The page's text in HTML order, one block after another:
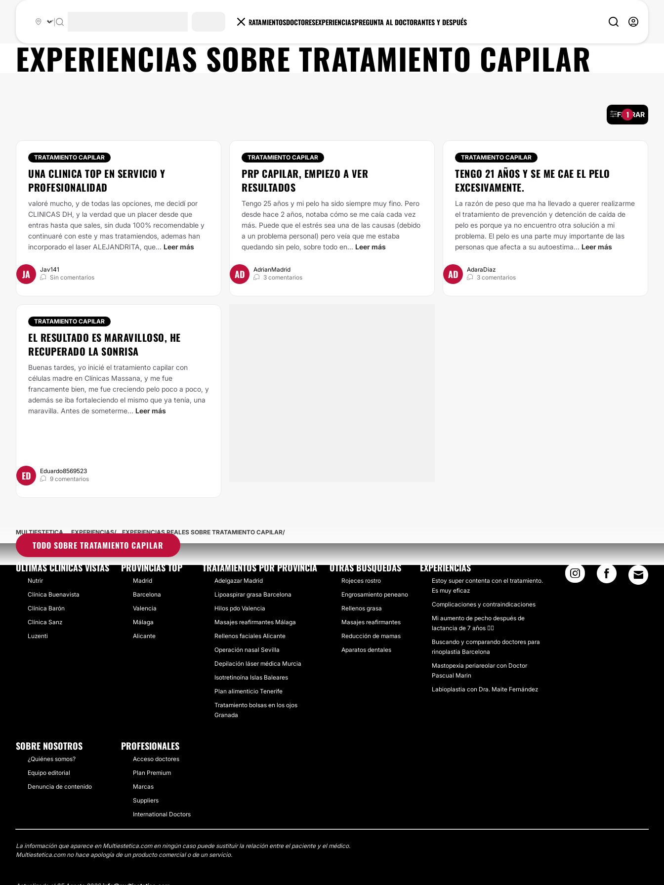
TRATAMIENTOSDOCTORESEXPERIENCIASPREGUNTA AL DOCTORANTES Y DESPUÉS
EXPERIENCIAS SOBRETRATAMIENTO CAPILAR
FILTRAR
1
TRATAMIENTO CAPILAR
UNA CLINICA TOP EN SERVICIO Y
PROFESIONALIDAD
valoré mucho, y de todas las opciones, me decidí por
CLINICAS DH, y la verdad que un placer desde que
entras hasta que sales, sin duda 100% recomendable y
continuaré con este y mas tratamiendos, ademas han
incorporado el laser ALEJANDRITA, que... Leer más
JA
Jav141
Sin comentarios
TRATAMIENTO CAPILAR
PRP CAPILAR, EMPIEZO A VER
RESULTADOS
Tengo 25 años y mi pelo ha sido siempre muy fino. Pero
desde hace 2 años, notaba cómo se me caía cada vez
más. Puede que el estrés sea una de las causas (debido
a un problema personal) pero veía que me estaba
quedando sin pelo, sobre todo en... Leer más
AD
AdrianMadrid
3 comentarios
TRATAMIENTO CAPILAR
TENGO 21 AÑOS Y SE ME CAE EL PELO
EXCESIVAMENTE.
La razón de peso que ma ha llevado a querer realizarme
el tratamiento de prevención y detención de caída de
pelo es porque ya no encuentro otra solución a mi
problema. El pelo es una parte muy importante de las
personas que afecta a su autoestima... Leer más
AD
AdaraDiaz
3 comentarios
TRATAMIENTO CAPILAR
EL RESULTADO ES MARAVILLOSO, HE
RECUPERADO LA SONRISA
Buenas tardes, yo inicié el tratamiento capilar con
células madre en Clínicas Massana, y me fue
francamente bien, me fue creciendo pelo poco a poco, y
además se iba fortaleciendo el mismo que ya tenía, una
maravilla. Antes de someterme... Leer más
ED
Eduardo8569523
9 comentarios
TODO SOBRE TRATAMIENTO CAPILAR
MULTIESTETICA EXPERIENCIAS EXPERIENCIAS REALES SOBRE TRATAMIENTO CAPILAR
ÚLTIMAS CLÍNICAS VISTAS
Nutrir
Clínica Buenavista
Clínica Barón
Clínica Sanz
Luzenti
PROVINCIAS TOP
Madrid
Barcelona
Valencia
Málaga
Alicante
TRATAMIENTOS POR PROVINCIA
Adelgazar Madrid
Lipoaspirar grasa Barcelona
Hilos pdo Valencia
Masajes reafirmantes Málaga
Rellenos faciales Alicante
Operación nasal Sevilla
Depilación láser médica Murcia
Isotretinoína Islas Baleares
Plan alimenticio Tenerife
Tratamiento bolsas en los ojos
Granada
OTRAS BÚSQUEDAS
Rojeces rostro
Engrosamiento peneano
Rellenos grasa
Masajes reafirmantes
Reducción de mamas
Aparatos dentales
EXPERIENCIAS
Estoy super contenta con el tratamiento.
Es muy eficaz
Complicaciones y contraindicaciones
Mi aumento de pecho después de
lactancia de 7 años ✊🏻
Buscando y comparando doctores para
rinoplastia Barcelona
Mastopexia periareolar con Doctor
Pascual Marin
Labioplastia con Dra. Maite Fernández
SOBRE NOSOTROS
¿Quiénes somos?
Equipo editorial
Denuncia de contenido
PROFESIONALES
Acceso doctores
Plan Premium
Marcas
Suppliers
International Doctors
La información que aparece en Multiestetica.com en ningún caso puede sustituir la relación entre el paciente y el médico.
Multiestetica.com no hace apología de un producto comercial o de un servicio.